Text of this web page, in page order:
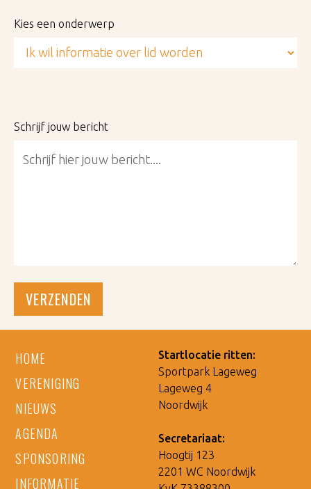
Kies een onderwerp
Schrijf jouw bericht
HOME
VERENIGING
NIEUWS
AGENDA
SPONSORING
INFORMATIE
Startlocatie ritten:
Sportpark Lageweg
Lageweg 4
Noordwijk
Secretariaat:
Hoogtij 123
2201 WC Noordwijk